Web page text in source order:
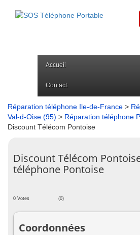
Accueil
Contact
Réparation téléphone Ile-de-France >
Val-d-Oise (95) > Réparation téléphone
Discount Télécom Pontoise
Discount Télécom
téléphone Pontoise
0 Votes (0)
Coordonnées